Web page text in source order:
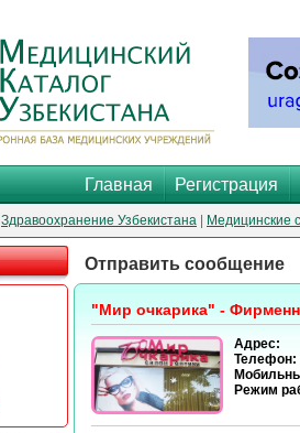
Главная Регистрация
Здравоохранение Узбекистана Медицинские
Отправить сообщение
"Мир очкарика" -
Адрес:
Телефон:
Режим